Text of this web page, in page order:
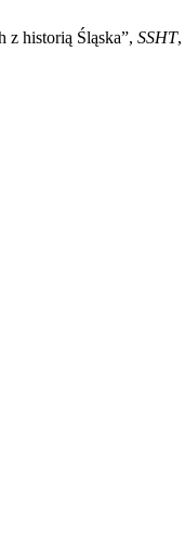
z historią Śląska”, SSHT,